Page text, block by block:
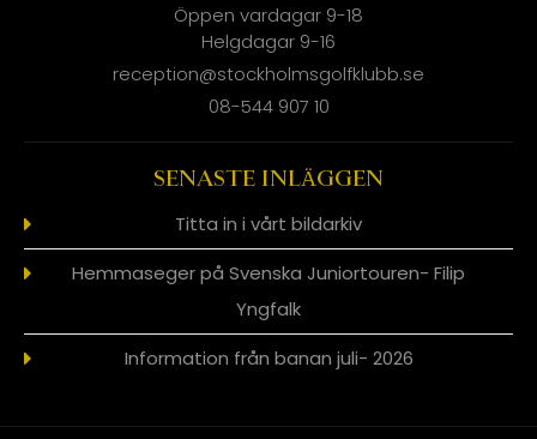
Öppen vardagar 9-18
Helgdagar 9-16
reception@stockholmsgolfklubb.se
08-544 907 10
SENASTE INLÄGGEN
Titta in i vårt bildarkiv
Hemmaseger på Svenska Juniortouren- Filip
Yngfalk
Information från banan juli- 2026